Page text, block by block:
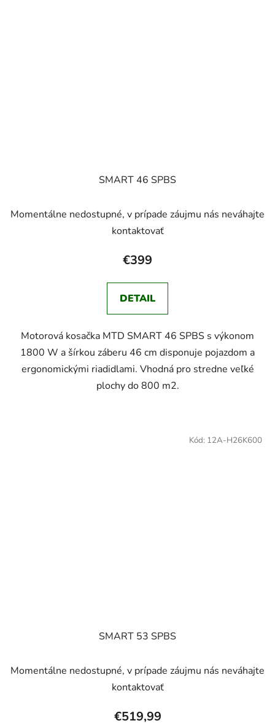
SMART 46 SPBS
Momentálne nedostupné, v prípade záujmu nás neváhajte
kontaktovať
€399
DETAIL
Motorová kosačka MTD SMART 46 SPBS s výkonom
1800 W a šírkou záberu 46 cm disponuje pojazdom a
ergonomickými riadidlami. Vhodná pro stredne veľké
plochy do 800 m2.
SMART 53 SPBS
Momentálne nedostupné, v prípade záujmu nás neváhajte
kontaktovať
€519,99
Kód: 12A-H26K600